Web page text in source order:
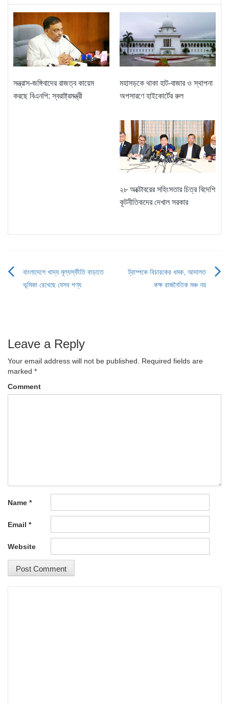
সন্ত্রাস-জঙ্গিবাদের রাজত্ব কায়েম
করছে বিএনপি: স্বরাষ্ট্রমন্ত্রী
মহাসড়কে থাকা হাট-বাজার ও স্থাপনা
অপসারণে হাইকোর্টের রুল
২৮ অক্টোবরের সহিংসতার চিত্র বিদেশি
কূটনীতিকদের দেখাল সরকার
Post
বাংলাদেশে খাদ্য মূল্যস্ফীতি বাড়াতে
ভূমিকা রেখেছে যেসব পণ্য
ট্রাম্পকে বিচারকের ধমক, আদালত
কক্ষ রাজনৈতিক মঞ্চ নয়
Leave a Reply
Your email address will not be published. Required fields are
marked *
Comment
Name *
Email *
Website